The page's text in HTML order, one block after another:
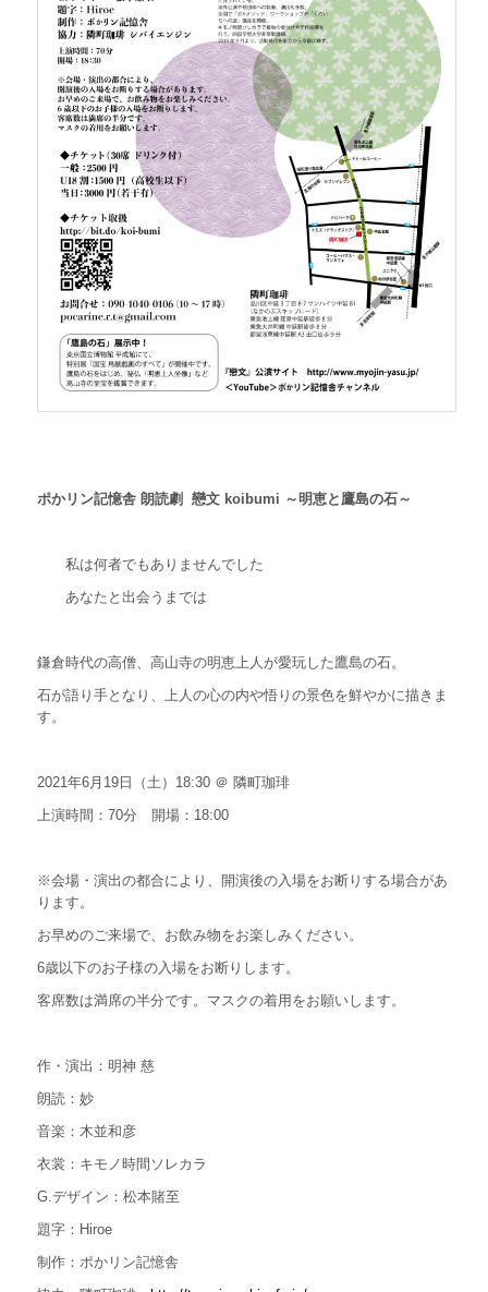
ポかリン記憶舎 朗読劇 戀文 koibumi ～明恵と鷹島の石～
私は何者でもありませんでした
あなたと出会うまでは
鎌倉時代の高僧、高山寺の明恵上人が愛玩した鷹島の石。
石が語り手となり、上人の心の内や悟りの景色を鮮やかに描きま
す。
2021年6 月19日（土）18:30 ＠ 隣町珈琲
上演時間： 70分 開場：18:00
※会場・演出の都合により、開演後の入場をお断りする場合があ
ります。
お早めのご来場で、お飲み物をお楽しみください。
6歳以下のお子様の入場をお断りします。
客席数は満席の半分です。 マスクの着用をお願いします。
作・演出：明神 慈
朗読：妙
音楽：木並和彦
衣裳：キモノ時間ソレカラ
G.デザイン：松本賭至
題字：Hiroe
制作：ポかリン記憶舎